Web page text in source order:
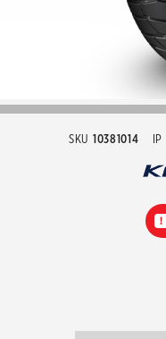
SKU 10381014 IP
!